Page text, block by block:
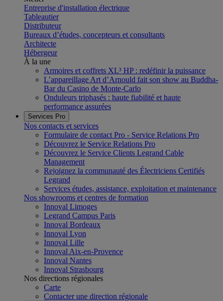
Entreprise d'installation électrique
Tableautier
Distributeur
Bureaux d’études, concepteurs et consultants
Architecte
Hébergeur
À la une
Armoires et coffrets XL³ HP : redéfinir la puissance
L’appareillage Art d’Arnould fait son show au Buddha-
Bar du Casino de Monte-Carlo
Onduleurs triphasés : haute fiabilité et haute
performance assurées
Services Pro
Nos contacts et services
Formulaire de contact Pro - Service Relations Pro
Découvrez le Service Relations Pro
Découvrez le Service Clients Legrand Cable
Management
Rejoignez la communauté des Électriciens Certifiés
Legrand
Services études, assistance, exploitation et maintenance
Nos showrooms et centres de formation
Innoval Limoges
Legrand Campus Paris
Innoval Bordeaux
Innoval Lyon
Innoval Lille
Innoval Aix-en-Provence
Innoval Nantes
Innoval Strasbourg
Nos directions régionales
Carte
Contacter une direction régionale